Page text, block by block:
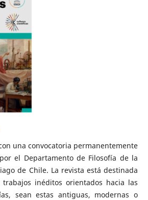
una convocatoria permanentemente
el Departamento de Filosofía de la
de Chile. La revista está destinada
inéditos orientados hacia las
sean estas antiguas, modernas o